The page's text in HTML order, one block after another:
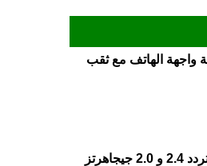
معظم مساحة واجهة الهاتف مع ثقب
الهاتف يأتي مزود بمعالج Mediatek Dimensity 6300 ثماني النواة بتردد 2.4 و 2.0 جيجاهرتز